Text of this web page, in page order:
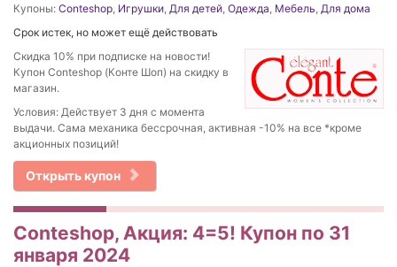
Купоны: Conteshop Игрушки Для детей Одежда Мебель Для дома
Срок истек, но может ещё действовать
Скидка 10% при подписке на новости!
Купон Conteshop (Конте Шоп) на скидку в
магазин.
Условия: Действует 3 дня с момента
выдачи. Сама механика бессрочная, активная -10% на все *кроме
акционных позиций!
Открыть купон
Conteshop, Акция: 4=5! Купон по 31
января 2024